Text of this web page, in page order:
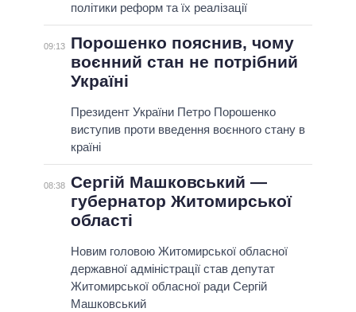
політики реформ та їх реалізації
09:13
Порошенко пояснив, чому
воєнний стан не потрібний
Україні
Президент України Петро Порошенко
виступив проти введення воєнного стану в
країні
08:38 Сергій Машковський —
губернатор Житомирської
області
Новим головою Житомирської обласної
державної адміністрації став депутат
Житомирської обласної ради Сергій
Машковський